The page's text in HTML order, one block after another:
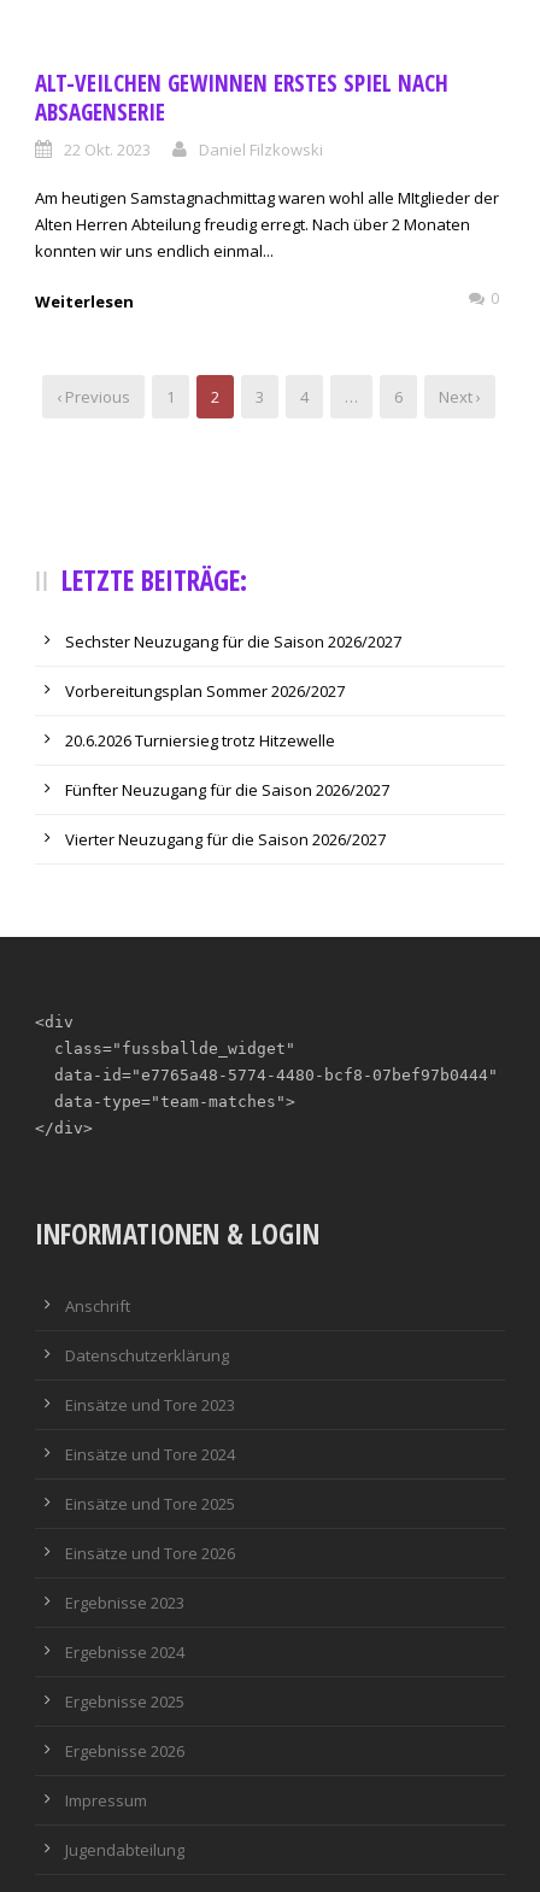
ALT-VEILCHEN GEWINNEN ERSTES SPIEL NACH
ABSAGENSERIE
22 Okt. 2023 Daniel Filzkowski
Am heutigen Samstagnachmittag waren wohl alle MItglieder der
Alten Herren Abteilung freudig erregt. Nach über 2 Monaten
konnten wir uns endlich einmal...
Weiterlesen 0
‹ Previous 1 2 3 4 … 6 Next ›
LETZTE BEITRÄGE:
Sechster Neuzugang für die Saison 2026/2027
Vorbereitungsplan Sommer 2026/2027
20.6.2026 Turniersieg trotz Hitzewelle
Fünfter Neuzugang für die Saison 2026/2027
Vierter Neuzugang für die Saison 2026/2027
<div
</div>
INFORMATIONEN & LOGIN
Anschrift
Datenschutzerklärung
Einsätze und Tore 2023
Einsätze und Tore 2024
Einsätze und Tore 2025
Einsätze und Tore 2026
Ergebnisse 2023
Ergebnisse 2024
Ergebnisse 2025
Ergebnisse 2026
Impressum
Jugendabteilung